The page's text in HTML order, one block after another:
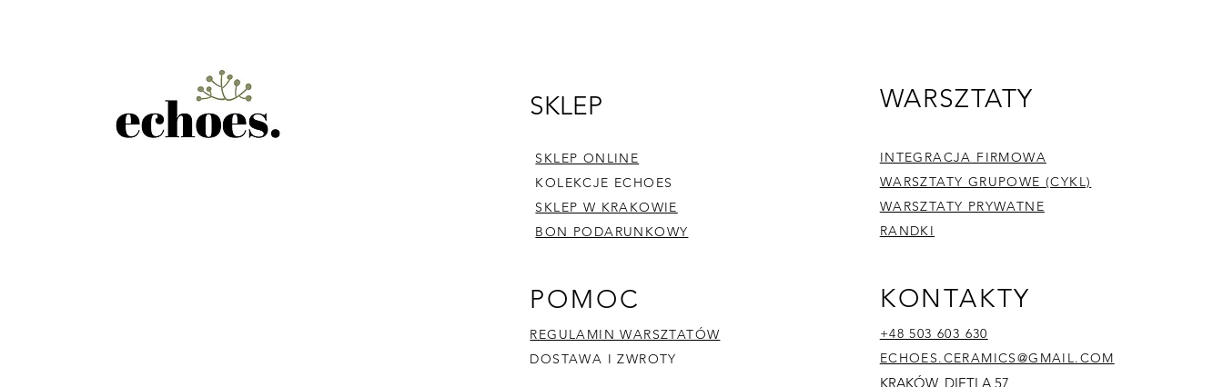
echoes.ceramics@gmail.com
SKLEP
SKLEP ONLINE
KOLEKCJE ECHOES
SKLEP W KRAKOWIE
BON PODARUNKOWY
POMOC
REGULAMIN WARSZTATÓW
DOSTAWA I ZWROTY
WARSZTATY
INTEGRACJA FIRMOWA
WARSZTATY GRUPOWE (CYKL)
WARSZTATY PRYWATNE
RANDKI
KONTAKTY
+48 503 603 630
ECHOES.CERAMICS@GMAIL.COM
KRAKÓW, DIETLA 57